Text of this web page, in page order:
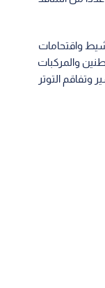
واقتحامات
والمركبات
وتفاقم التوتر